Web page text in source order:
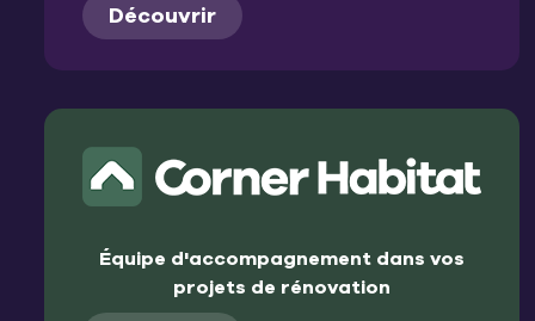
Découvrir
Équipe d'accompagnement dans vos
projets de rénovation